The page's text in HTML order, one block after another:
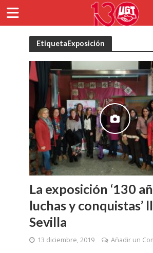
EtiquetaExposición
La exposición ‘130
luchas y conquistas’
Sevilla
13 diciembre, 2019 Añadir un